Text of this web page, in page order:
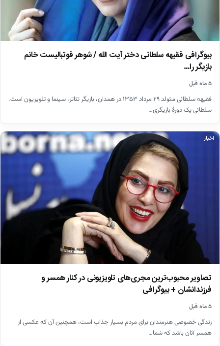
بیوگرافی فقیهه سلطانی دختر آیت الله / شوهر فوتبالیست خانم
بازیگر را…
۵ ماه قبل
فقیهه سلطانی متولد ۲۹ مرداد ۱۳۵۳ در همدان، بازیگر تئاتر، سینما و تلویزیون است.
سلطانی یک دورهٔ بازیگری…
اخبار
تصاویر محبوب‌ترین مجری‌های تلویزیونی در کنار همسر و
فرزندانشان + بیوگرافی
۵ ماه قبل
زندگی خصوصی هنرمندان برای مردم بسیار جذاب است، همچنین آن که عکسی از
همسر آنان باشد که شما…